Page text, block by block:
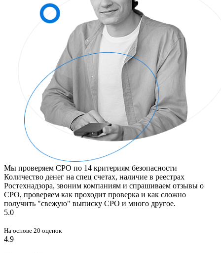
Мы проверяем СРО по 14 критериям безопасности
Количество денег на спец счетах, наличие в реестрах
Ростехнадзора, звоним компаниям и спрашиваем отзывы о
СРО, проверяем как проходит проверка и как сложно
получить "свежую" выписку СРО и много другое.
5.0
На основе 20 оценок
4.9